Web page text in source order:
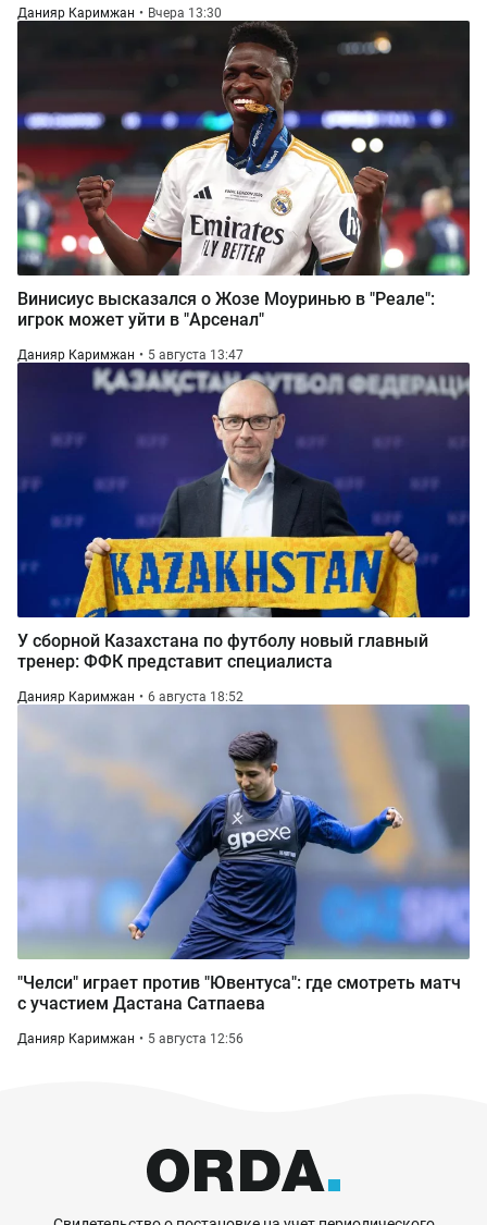
Данияр Каримжан Вчера 13:30
Винисиус высказался о Жозе Моуринью в "Реале":
игрок может уйти в "Арсенал"
Данияр Каримжан 5 августа 13:47
У сборной Казахстана по футболу новый главный
тренер: ФФК представит специалиста
Данияр Каримжан 6 августа 18:52
"Челси" играет против "Ювентуса": где смотреть матч
с участием Дастана Сатпаева
Данияр Каримжан 5 августа 12:56